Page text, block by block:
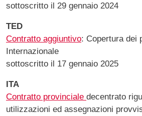
sottoscritto il 29 gennaio 2024
TED
Contratto aggiuntivo: Copertura dei
Internazionale
sottoscritto il 17 gennaio 2025
ITA
Contratto provinciale decentrato
utilizzazioni ed assegnazioni